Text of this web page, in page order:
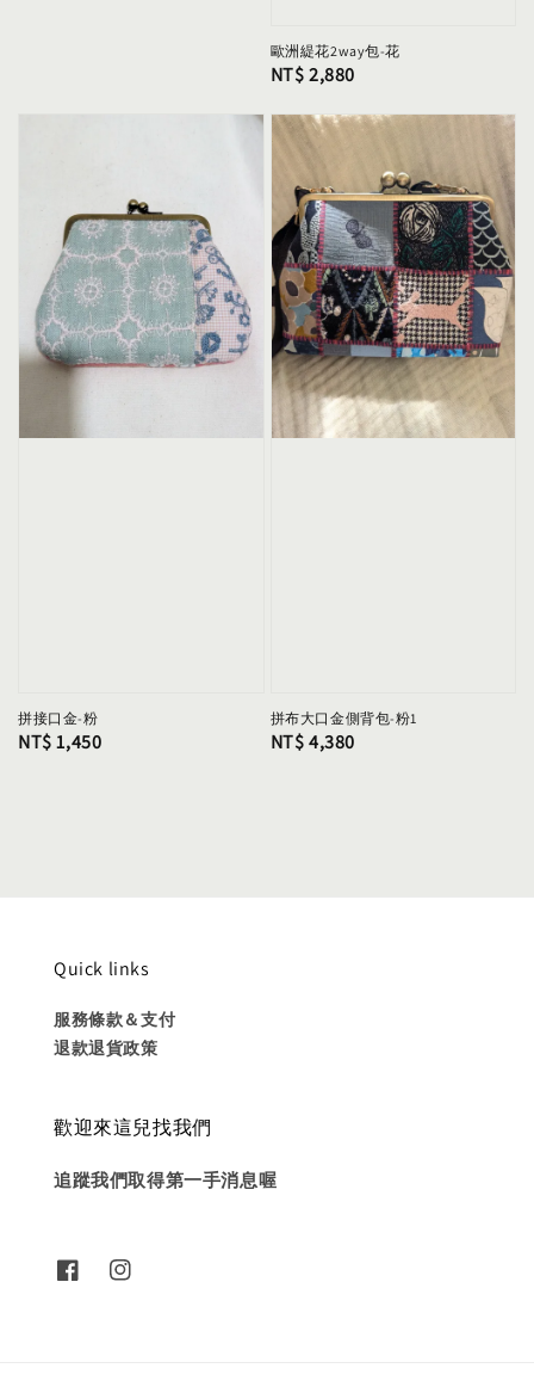
歐洲緹花2way包-花
Regular
NT$ 2,880
拼接口金-粉
Regular
NT$ 1,450
拼布大口金側背包-粉1
Regular
NT$ 4,380
Quick links
服務條款＆支付
退款退貨政策
歡迎來這兒找我們
追蹤我們取得第一手消息喔